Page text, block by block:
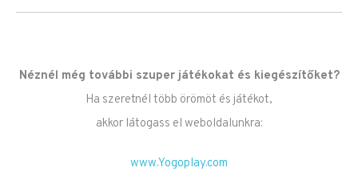
Néznél még további szuper játékokat és kiegészítőket?
Ha szeretnél több örömöt és játékot,
akkor látogass el weboldalunkra:
www.Yogoplay.com